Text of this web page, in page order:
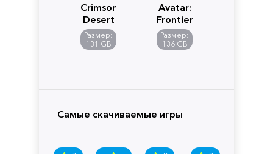
Crimson
Desert
Размер:
131 GB
Avatar:
Frontiers
of
Pandora
Размер:
136 GB
Самые скачиваемые игры